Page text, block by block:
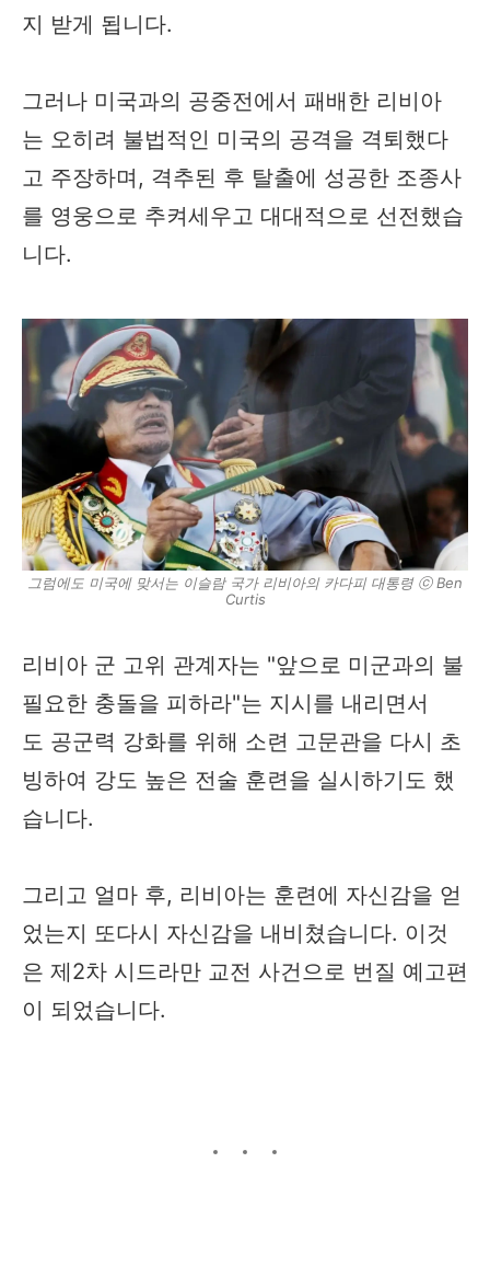
지 받게 됩니다.
그러나 미국과의 공중전에서 패배한 리비아
는 오히려 불법적인 미국의 공격을 격퇴했다
고 주장하며, 격추된 후 탈출에 성공한 조종사
를 영웅으로 추켜세우고 대대적으로 선전했습
니다.
그럼에도 미국에 맞서는 이슬람 국가 리비아의 카다피 대통령 ⓒ Ben
Curtis
리비아 군 고위 관계자는 "앞으로 미군과의 불
필요한 충돌을 피하라"는 지시를 내리면서
도 공군력 강화를 위해 소련 고문관을 다시 초
빙하여 강도 높은 전술 훈련을 실시하기도 했
습니다.
그리고 얼마 후, 리비아는 훈련에 자신감을 얻
었는지 또다시 자신감을 내비쳤습니다. 이것
은 제2차 시드라만 교전 사건으로 번질 예고편
이 되었습니다.